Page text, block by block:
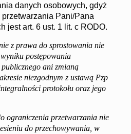
danych osobowych, gdyż
Pani/Pana
jest art. 6 ust. 1 lit. c RODO.
z prawa do sprostowania nie
postępowania
ani zmianą
niezgodnym z ustawą Pzp
protokołu oraz jego
ograniczenia przetwarzania nie
do przechowywania, w